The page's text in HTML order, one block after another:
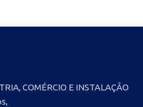
COMÉRCIO E INSTALAÇÃO